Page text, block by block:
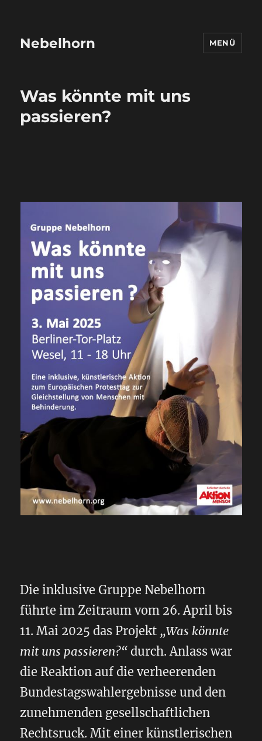
Nebelhorn MENÜ
Was könnte mit uns
passieren?
Die inklusive Gruppe Nebelhorn
führte im Zeitraum vom 26. April bis
11. Mai 2025 das Projekt „Was könnte
mit uns passieren?“ durch. Anlass war
die Reaktion auf die verheerenden
Bundestagswahlergebnisse und den
zunehmenden gesellschaftlichen
Rechtsruck. Mit einer künstlerischen